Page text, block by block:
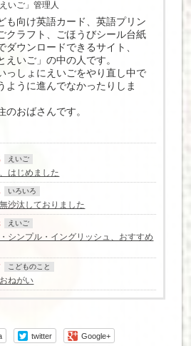
いご」管理人
も向け英語カード、英語プリン
クラフト、ごほうびシール台紙
ダウンロードできるサイト、
えいご」の中の人です。
っしょにえいごをやり直し中で
ように進んでなかったりしま
のおばさんです。
えいご
はじめました
いろいろ
沙汰しておりました
えいご
シンプル・イングリッシュ、おすすめ
こどものこと
ねがい
twitter Google+